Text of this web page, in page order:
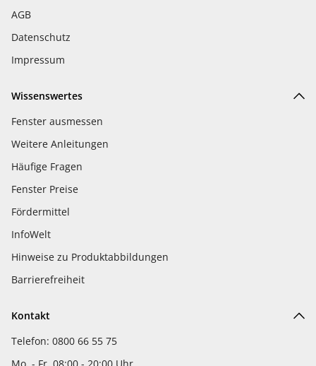
AGB
Datenschutz
Impressum
Wissenswertes
Fenster ausmessen
Weitere Anleitungen
Häufige Fragen
Fenster Preise
Fördermittel
InfoWelt
Hinweise zu Produktabbildungen
Barrierefreiheit
Kontakt
Telefon: 0800 66 55 75